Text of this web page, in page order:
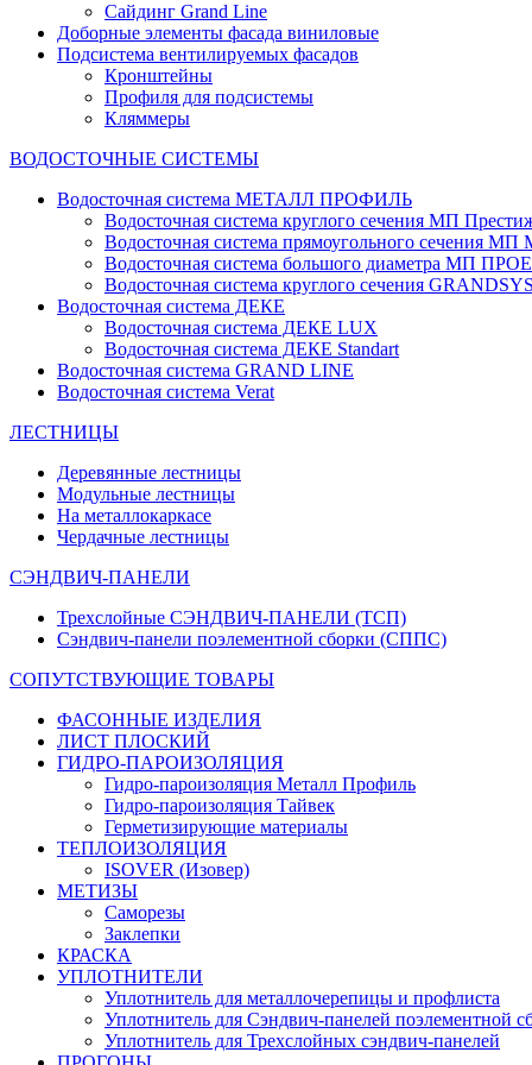
Сайдинг Grand Line
Доборные элементы фасада виниловые
Подсистема вентилируемых фасадов
Кронштейны
Профиля для подсистемы
Кляммеры
ВОДОСТОЧНЫЕ СИСТЕМЫ
Водосточная система МЕТАЛЛ ПРОФИЛЬ
Водосточная система круглого сечения МП
Водосточная система прямоугольного сечения МП
Водосточная система большого диаметра МП
Водосточная система круглого сечения
Водосточная система ДЕКЕ
Водосточная система ДЕКЕ LUX
Водосточная система ДЕКЕ Standart
Водосточная система GRAND LINE
Водосточная система Verat
ЛЕСТНИЦЫ
Деревянные лестницы
Модульные лестницы
На металлокаркасе
Чердачные лестницы
СЭНДВИЧ-ПАНЕЛИ
Трехслойные СЭНДВИЧ-ПАНЕЛИ (ТСП)
Сэндвич-панели поэлементной сборки (СППС)
СОПУТСТВУЮЩИЕ ТОВАРЫ
ФАСОННЫЕ ИЗДЕЛИЯ
ЛИСТ ПЛОСКИЙ
ГИДРО-ПАРОИЗОЛЯЦИЯ
Гидро-пароизоляция Металл Профиль
Гидро-пароизоляция Тайвек
Герметизирующие материалы
ТЕПЛОИЗОЛЯЦИЯ
ISOVER (Изовер)
МЕТИЗЫ
Саморезы
Заклепки
КРАСКА
УПЛОТНИТЕЛИ
Уплотнитель для металлочерепицы и профлиста
Уплотнитель для Сэндвич-панелей поэлементной
Уплотнитель для Трехслойных сэндвич-панелей